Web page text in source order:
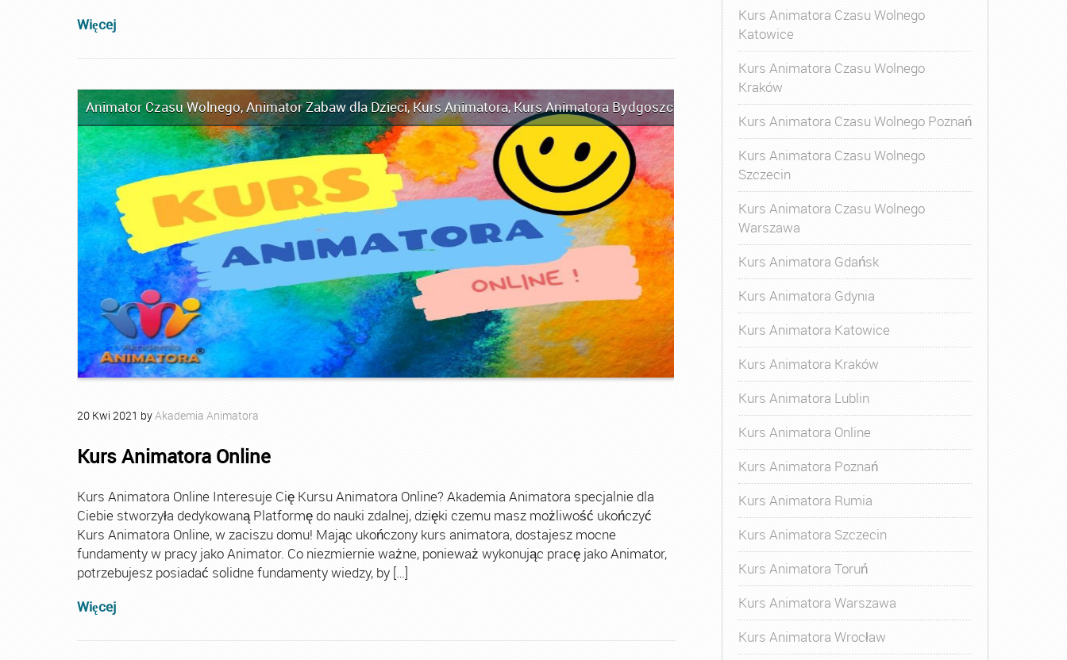
Więcej
Animator Czasu Wolnego,Animator Zabaw dla Dzieci,Kurs Animatora,Kurs Animatora Bydgoszcz Kurs Animatora Czasu Wolnego,Kurs Animatora Czasu
20 Kwi 2021 byAkademia Animatora
Kurs Animatora Online
Kurs Animatora Online Interesuje Cię Kursu Animatora Online? Akademia Animatora specjalnie dla
Ciebie stworzyła dedykowaną Platformę do nauki zdalnej, dzięki czemu masz możliwość ukończyć
Kurs Animatora Online, w zaciszu domu! Mając ukończony kurs animatora, dostajesz mocne
fundamenty w pracy jako Animator. Co niezmiernie ważne, ponieważ wykonując pracę jako Animator,
potrzebujesz posiadać solidne fundamenty wiedzy, by […]
Więcej
Kurs Animatora Czasu Wolnego
Katowice
Kurs Animatora Czasu Wolnego
Kraków
Kurs Animatora Czasu Wolnego Poznań
Kurs Animatora Czasu Wolnego
Szczecin
Kurs Animatora Czasu Wolnego
Warszawa
Kurs Animatora Gdańsk
Kurs Animatora Gdynia
Kurs Animatora Katowice
Kurs Animatora Kraków
Kurs Animatora Lublin
Kurs Animatora Online
Kurs Animatora Poznań
Kurs Animatora Rumia
Kurs Animatora Szczecin
Kurs Animatora Toruń
Kurs Animatora Warszawa
Kurs Animatora Wrocław